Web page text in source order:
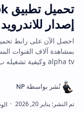
إصدار للاندرويد 2026
بمشاهدة آلاف القنوات
alpha tv وكيفية تشغيله ب